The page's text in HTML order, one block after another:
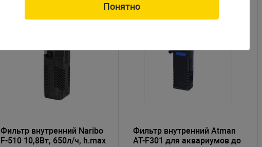
Фильтр внутренний Naribo
F-510 10,8Вт, 650л/ч, h.max
Фильтр внутренний Atman
AT-F301 для аквариумов до
Понятно